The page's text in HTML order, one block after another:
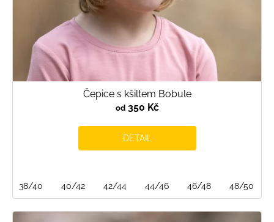
Čepice s kšiltem Bobule
od350 Kč
DETAIL
38/40 40/42 42/44 44/46 46/48 48/50